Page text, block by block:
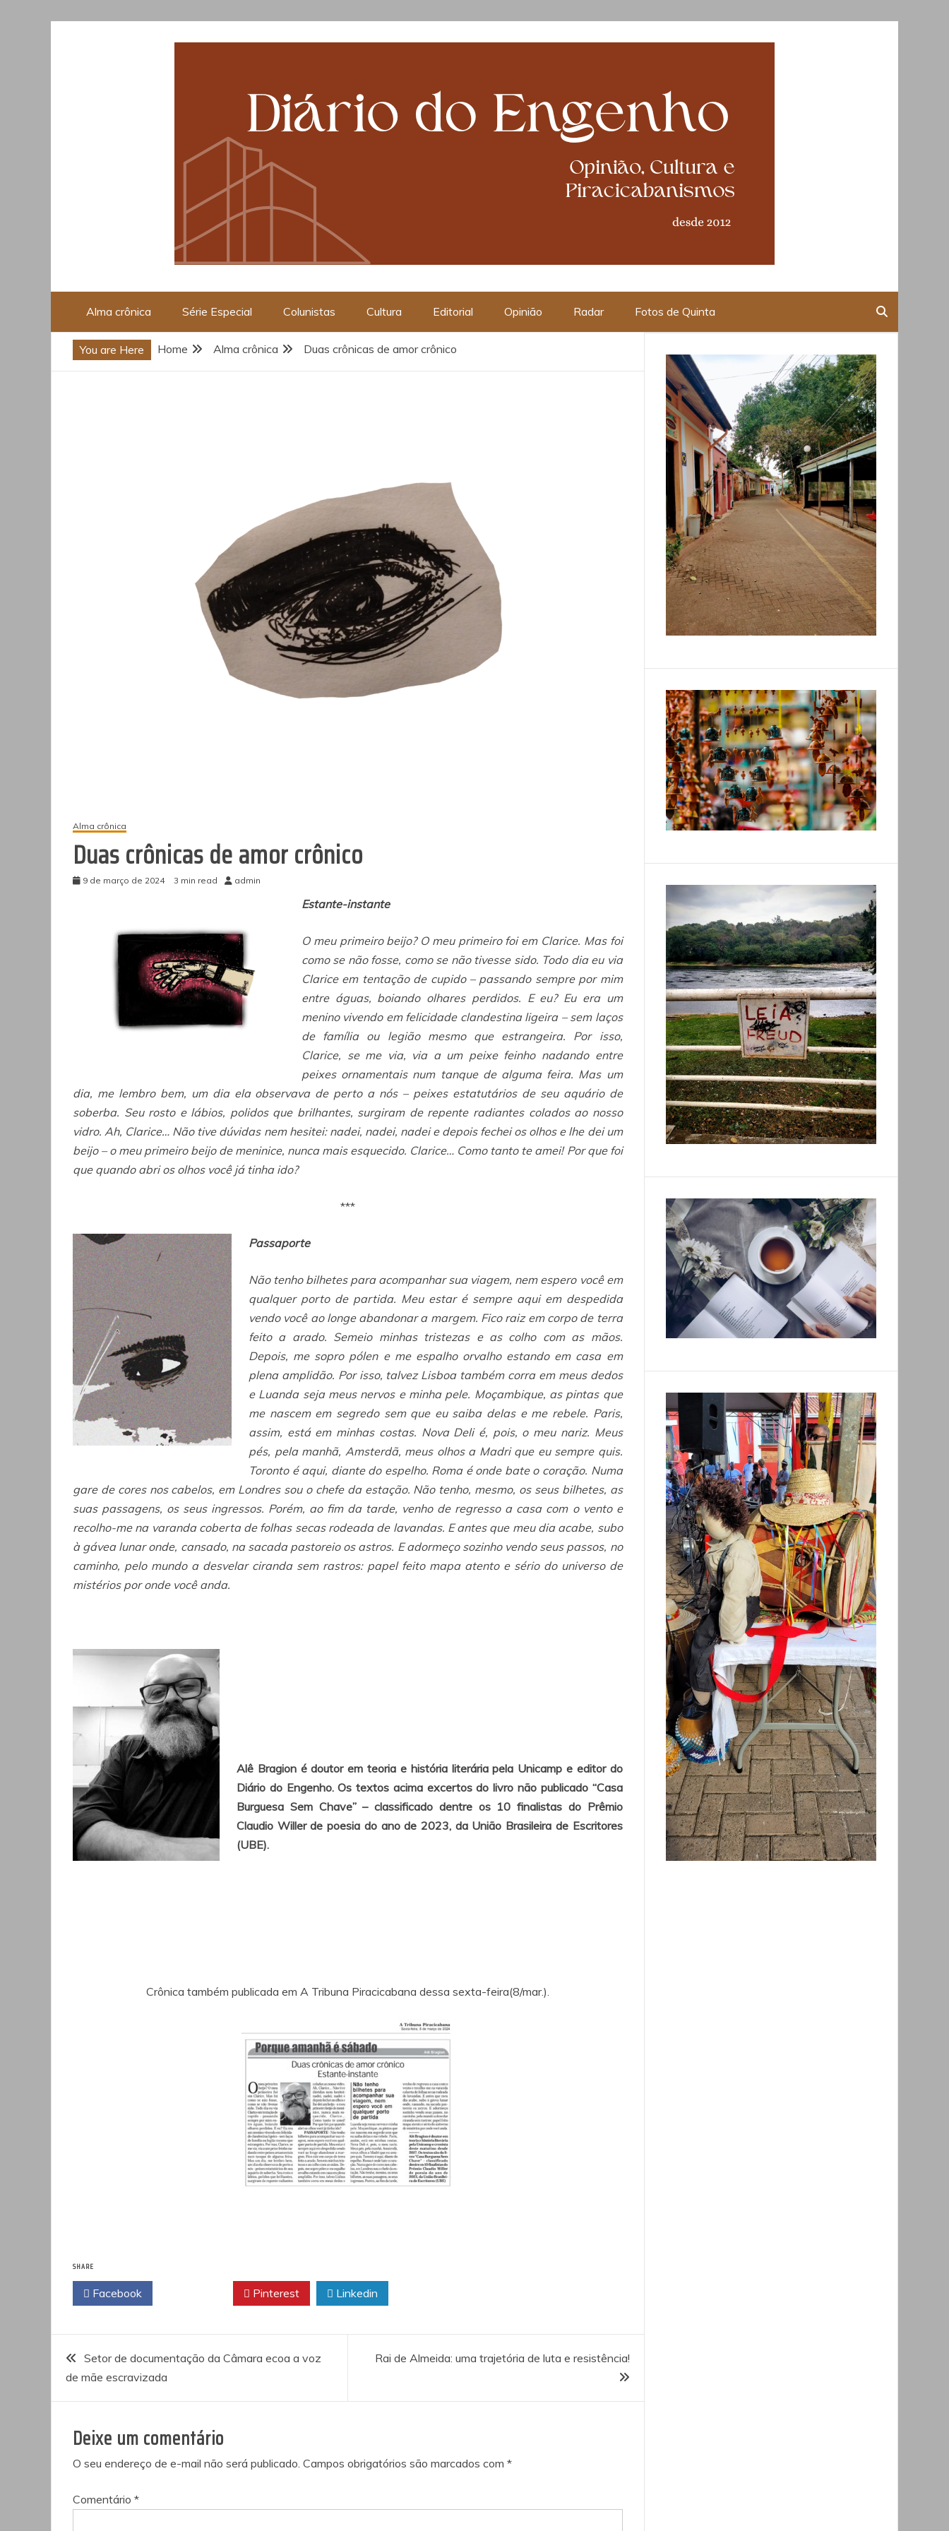
Opinião, Cultura e Piracicabanismos
Alma crônica Série Especial Colunistas Cultura Editorial Opinião Radar Fotos de Quinta
You are Here Home Alma crônica Duas crônicas de amor crônico
Alma crônica
Duas crônicas de amor crônico
9 de março de 2024 3 min read admin
Estante-instante
O meu primeiro beijo? O meu primeiro foi em Clarice. Mas foi
como se não fosse, como se não tivesse sido. Todo dia eu via
Clarice em tentação de cupido – passando sempre por mim
entre águas, boiando olhares perdidos. E eu? Eu era um
menino vivendo em felicidade clandestina ligeira – sem laços
de família ou legião mesmo que estrangeira. Por isso,
Clarice, se me via, via a um peixe feinho nadando entre
peixes ornamentais num tanque de alguma feira. Mas um
dia, me lembro bem, um dia ela observava de perto a nós – peixes estatutários de seu aquário de
soberba. Seu rosto e lábios, polidos que brilhantes, surgiram de repente radiantes colados ao nosso
vidro. Ah, Clarice… Não tive dúvidas nem hesitei: nadei, nadei, nadei e depois fechei os olhos e lhe dei um
beijo – o meu primeiro beijo de meninice, nunca mais esquecido. Clarice… Como tanto te amei! Por que foi
que quando abri os olhos você já tinha ido?
***
Passaporte
Não tenho bilhetes para acompanhar sua viagem, nem espero você em
qualquer porto de partida. Meu estar é sempre aqui em despedida
vendo você ao longe abandonar a margem. Fico raiz em corpo de terra
feito a arado. Semeio minhas tristezas e as colho com as mãos.
Depois, me sopro pólen e me espalho orvalho estando em casa em
plena amplidão. Por isso, talvez Lisboa também corra em meus dedos
e Luanda seja meus nervos e minha pele. Moçambique, as pintas que
me nascem em segredo sem que eu saiba delas e me rebele. Paris,
assim, está em minhas costas. Nova Deli é, pois, o meu nariz. Meus
pés, pela manhã, Amsterdã, meus olhos a Madri que eu sempre quis.
Toronto é aqui, diante do espelho. Roma é onde bate o coração. Numa
gare de cores nos cabelos, em Londres sou o chefe da estação. Não tenho, mesmo, os seus bilhetes, as
suas passagens, os seus ingressos. Porém, ao fim da tarde, venho de regresso a casa com o vento e
recolho-me na varanda coberta de folhas secas rodeada de lavandas. E antes que meu dia acabe, subo
à gávea lunar onde, cansado, na sacada pastoreio os astros. E adormeço sozinho vendo seus passos, no
caminho, pelo mundo a desvelar ciranda sem rastros: papel feito mapa atento e sério do universo de
mistérios por onde você anda.
Alê Bragion é doutor em teoria e história literária pela Unicamp e editor do
Diário do Engenho. Os textos acima excertos do livro não publicado “Casa
Burguesa Sem Chave” – classificado dentre os 10 finalistas do Prêmio
Claudio Willer de poesia do ano de 2023, da União Brasileira de Escritores
(UBE).
Crônica também publicada em A Tribuna Piracicabana dessa sexta-feira(8/mar.).
SHARE
Facebook Pinterest Linkedin
Navegação
de
Post
Setor de documentação da Câmara ecoa a voz
de mãe escravizada
Rai de Almeida: uma trajetória de luta e resistência!
Deixe um comentário
O seu endereço de e-mail não será publicado. Campos obrigatórios são marcados com *
Comentário *